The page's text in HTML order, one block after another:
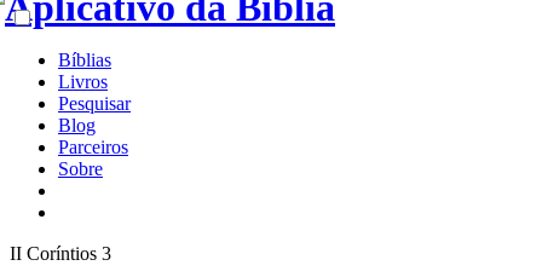
Bíblias
Livros
Pesquisar
Blog
Parceiros
Sobre
II Coríntios 3